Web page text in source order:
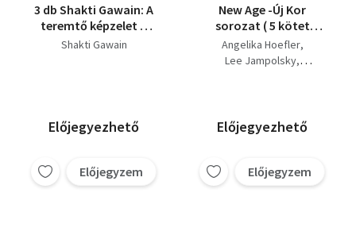
3 db Shakti Gawain: A
teremtő képzelet +
Ébredés + Élj a fényben
Shakti Gawain
Előjegyezhető
Előjegyzem
New Age -Új Kor
sorozat ( 5 kötet
együtt ) 1. Élj a
fényben (1 ), 2. Érezd
elméd ( 12) , 5. Esély az
életre ( 13)
Angelika Hoefler
Lee Jampolsky
Előjegyezhető
Előjegyzem